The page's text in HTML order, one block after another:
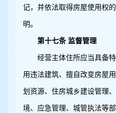
记，并依法取得房屋使用权
明。
第十七条 监督管理
经营主体住所应当具备
用违法建筑、擅自改变房屋
划资源、住房城乡建设管理
境、应急管理、城管执法等